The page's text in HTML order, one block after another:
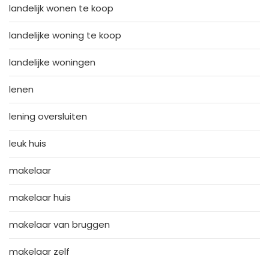
landelijk wonen te koop
landelijke woning te koop
landelijke woningen
lenen
lening oversluiten
leuk huis
makelaar
makelaar huis
makelaar van bruggen
makelaar zelf